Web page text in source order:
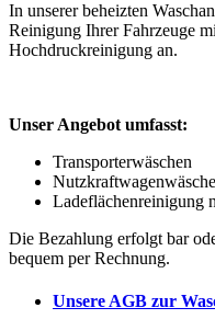
In unserer beheizten
Reinigung Ihrer Fahrzeuge
Hochdruckreinigung an.
Unser Angebot umfasst:
Transporterwäschen
Ladeflächenreinigung
Die Bezahlung erfolgt bar
bequem per Rechnung.
Unsere AGB zur